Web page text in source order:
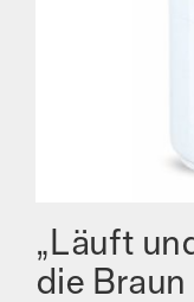
„Läuft
die